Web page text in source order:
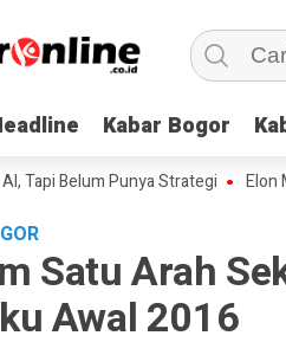
Kabar Bogor
Kabar Bogor
Punya Strategi Elon Musk
Satu Arah
Awal 2016